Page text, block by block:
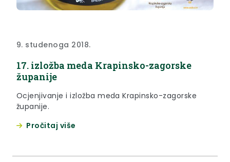
9. studenoga 2018.
17. izložba meda Krapinsko-zagorske
županije
Ocjenjivanje i izložba meda Krapinsko-zagorske
županije.
Pročitaj više